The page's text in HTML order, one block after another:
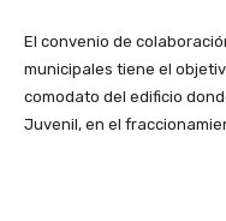
El convenio de
municipales tiene el
comodato del edificio
Juvenil, en el